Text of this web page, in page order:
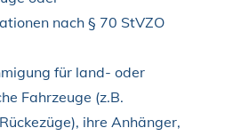
nach § 70 StVZO
für land- oder
Fahrzeuge (z.B.
ihre Anhänger,